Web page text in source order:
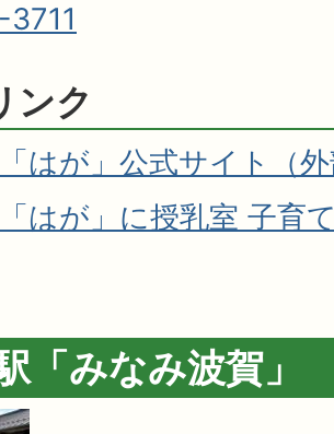
ンク
はが」公式サイト（
はが」に授乳室 子育
「みなみ波賀」